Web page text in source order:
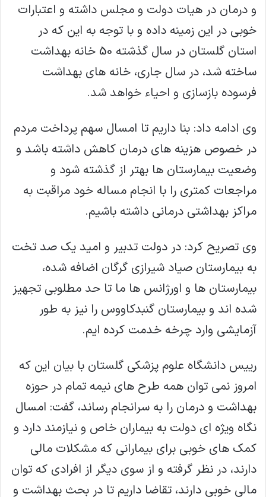
و درمان در هیات دولت و مجلس داشته و اعتبارات
خوبی در این زمینه داده و با توجه به این که در
استان گلستان در سال گذشته 50 خانه بهداشت
ساخته شد، در سال جاری، خانه های بهداشت
فرسوده بازسازی و احیاء خواهد شد.
وی ادامه داد: بنا داریم تا امسال سهم پرداخت مردم
در خصوص هزینه های درمان کاهش داشته باشد و
وضعیت بیمارستان ها بهتر از گذشته شود و
مراجعات کمتری را با انجام مساله خود مراقبت به
مراکز بهداشتی درمانی داشته باشیم.
وی تصریح کرد: در دولت تدبیر و امید یک صد تخت
به بیمارستان صیاد شیرازی گرگان اضافه شده،
بیمارستان ها و اورژانس ها ما تا حد مطلوبی تجهیز
شده اند و بیمارستان گنبدکاووس را نیز به طور
آزمایشی وارد چرخه خدمت کرده ایم.
رییس دانشگاه علوم پزشکی گلستان با بیان این که
امروز نمی توان همه طرح های نیمه تمام در حوزه
بهداشت و درمان را به سرانجام رساند، گفت: امسال
نگاه ویژه ای دولت به بیماران خاص و نیازمند دارد و
کمک های خوبی برای بیمارانی که مشکلات مالی
دارند، در نظر گرفته و از سوی دیگر از افرادی که توان
مالی خوبی دارند، تقاضا داریم تا در بحث بهداشت و